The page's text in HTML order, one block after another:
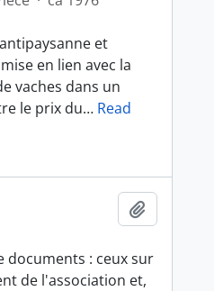
et
en lien avec la
vaches dans un
le prix du… Read
documents : ceux sur
de l'association et,